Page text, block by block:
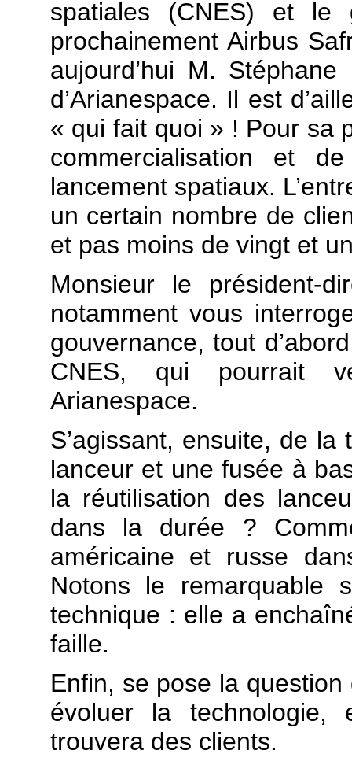
spatiales (CNES) et le
prochainement Airbus
aujourd’hui M.
d’Arianespace. Il est
« qui fait quoi » ! Pour sa
commercialisation et
lancement spatiaux.
un certain nombre de
et pas moins de vingt et
Monsieur le président-
notamment vous
gouvernance, tout
CNES, qui pourrait
Arianespace.
S’agissant, ensuite, de
lanceur et une fusée à
la réutilisation des
dans la durée ?
américaine et russe
Notons le remarquable
technique : elle a
faille.
Enfin, se pose la
évoluer la technologie,
trouvera des clients.